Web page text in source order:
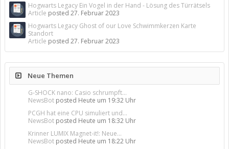
Hogwarts Legacy Ein Vogel in der Hand - Lösung des Türrätsels
Article posted 27. Februar 2023
Hogwarts Legacy Ghost of our Love Schwimmkerzen Karte
Standort
Article posted 27. Februar 2023
Neue Themen
G-SHOCK nano: Casio schrumpft...
NewsBot posted Heute um 19:32 Uhr
PCGH hat eine CPU simuliert und...
NewsBot posted Heute um 18:32 Uhr
Krinner LUMIX Magnet-it!: Neue...
NewsBot posted Heute um 18:22 Uhr